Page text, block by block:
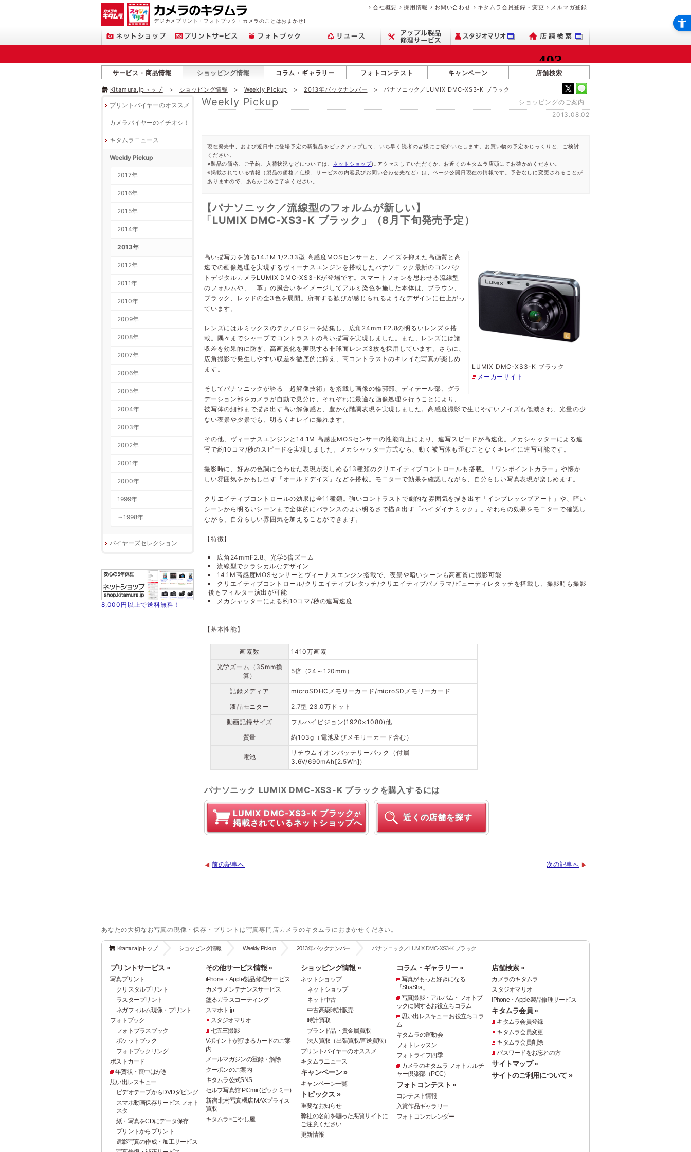
デジカメプリント・フォトブック・カメラのことはおまかせ!
会社概要 採用情報 お問い合わせ キタムラ会員登録・変更 メルマガ登録
サービス・商品情報 ショッピング情報 コラム・ギャラリー フォトコンテスト キャンペーン 店舗検索
Kitamura.jpトップ ショッピング情報 Weekly Pickup 2013年バックナンバー パナソニック／LUMIX DMC-XS3-K ブラック
Weekly Pickup
ショッピングのご案内
2013.08.02
現在発売中、および近日中に登場予定の新製品をピックアップして、いち早く読者の皆様にご紹介いたします。お買い物の予定をじっくりと、ご検討
ください。
※製品の価格、ご予約、入荷状況などについては、ネットショップにアクセスしていただくか、お近くのキタムラ店頭にてお確かめください。
※掲載されている情報（製品の価格／仕様、サービスの内容及びお問い合わせ先など）は、ページ公開日現在の情報です。予告なしに変更されることが
ありますので、あらかじめご了承ください。
【パナソニック／流線型のフォルムが新しい】
「LUMIX DMC-XS3-K ブラック」（8月下旬発売予定）
LUMIX DMC-XS3-K ブラック
メーカーサイト
高い描写力を誇る14.1M 1/2.33型 高感度MOSセンサーと、ノイズを抑えた高画質と高
速での画像処理を実現するヴィーナスエンジンを搭載したパナソニック最新のコンパク
トデジタルカメラLUMIX DMC-XS3-Kが登場です。スマートフォンを思わせる流線型
のフォルムや、「革」の風合いをイメージしてアルミ染色を施した本体は、ブラウン、
ブラック、レッドの全3色を展開。所有する歓びが感じられるようなデザインに仕上がっ
ています。
レンズにはルミックスのテクノロジーを結集し、広角24mm F2.8の明るいレンズを搭
載。隅々までシャープでコントラストの高い描写を実現しました。また、レンズには諸
収差を効果的に防ぎ、高画質化を実現する非球面レンズ3枚を採用しています。さらに、
広角撮影で発生しやすい収差を徹底的に抑え、高コントラストのキレイな写真が楽しめ
ます。
そしてパナソニックが誇る「超解像技術」を搭載し画像の輪郭部、ディテール部、グラ
デーション部をカメラが自動で見分け、それぞれに最適な画像処理を行うことにより、
被写体の細部まで描き出す高い解像感と、豊かな階調表現を実現しました。高感度撮影で生じやすいノイズも低減され、光量の少
ない夜景や夕景でも、明るくキレイに撮れます。
その他、ヴィーナスエンジンと14.1M 高感度MOSセンサーの性能向上により、連写スピードが高速化。メカシャッターによる連
写で約10コマ/秒のスピードを実現しました。メカシャッター方式なら、動く被写体も歪むことなくキレイに連写可能です。
撮影時に、好みの色調に合わせた表現が楽しめる13種類のクリエイティブコントロールも搭載。「ワンポイントカラー」や懐か
しい雰囲気をかもし出す「オールドデイズ」などを搭載。モニターで効果を確認しながら、自分らしい写真表現が楽しめます。
クリエイティブコントロールの効果は全11種類。強いコントラストで劇的な雰囲気を描き出す「インプレッシブアート」や、暗い
シーンから明るいシーンまで全体的にバランスのよい明るさで描き出す「ハイダイナミック」。それらの効果をモニターで確認し
ながら、自分らしい雰囲気を加えることができます。
【特徴】
広角24mmF2.8、光学5倍ズーム
流線型でクラシカルなデザイン
14.1M高感度MOSセンサーとヴィーナスエンジン搭載で、夜景や暗いシーンも高画質に撮影可能
クリエイティブコントロール/クリエイティブレタッチ/クリエイティブパノラマ/ビューティレタッチを搭載し、撮影時も撮影
後もフィルター演出が可能
メカシャッターによる約10コマ/秒の連写速度
【基本性能】
画素数
1410万画素
光学ズーム（35mm換
算）
5倍（24～120mm）
記録メディア
microSDHCメモリーカード/microSDメモリーカード
液晶モニター
2.7型 23.0万ドット
動画記録サイズ
フルハイビジョン(1920×1080)他
質量
約103g（電池及びメモリーカード含む）
電池
リチウムイオンバッテリーパック（付属
3.6V/690mAh[2.5Wh]）
パナソニック LUMIX DMC-XS3-K ブラックを購入するには
LUMIX DMC-XS3-K ブラック が
掲載されているネットショップへ
近くの店舗を探す
前の記事へ 次の記事へ
プリントバイヤーのオススメ
カメラバイヤーのイチオシ！
キタムラニュース
Weekly Pickup
2017年
2016年
2015年
2014年
2013年
2012年
2011年
2010年
2009年
2008年
2007年
2006年
2005年
2004年
2003年
2002年
2001年
2000年
1999年
～1998年
バイヤーズセレクション
8,000円以上で送料無料！
あなたの大切なお写真の現像・保存・プリントは写真専門店カメラのキタムラにおまかせください。
Kitamura.jpトップ ショッピング情報 Weekly Pickup 2013年バックナンバー パナソニック／LUMIX DMC-XS3-K ブラック
プリントサービス »
写真プリント
クリスタルプリント
ラスタープリント
ネガフィルム現像・プリント
フォトブック
フォトプラスブック
ポケットブック
フォトブックリング
ポストカード
年賀状・喪中はがき
思い出レスキュー
ビデオテープからDVDダビング
スマホ動画保存サービス フォト
スタ
紙・写真をCDにデータ保存
プリントからプリント
遺影写真の作成・加工サービス
その他サービス情報 »
iPhone・Apple製品修理サービス
カメラメンテナンスサービス
塗るガラスコーティング
スマホト.jp
スタジオマリオ
七五三撮影
Vポイントが貯まるカードのご案
内
メールマガジンの登録・解除
クーポンのご案内
キタムラ公式SNS
セルフ写真館 PICmii (ピックミー)
新宿 北村写真機店 MAXプライス
買取
キタムラ×こやし屋
ショッピング情報 »
ネットショップ
ネットショップ
ネット中古
中古高級時計販売
時計買取
ブランド品・貴金属買取
法人買取（出張買取/直送買取）
プリントバイヤーのオススメ
キタムラニュース
キャンペーン »
キャンペーン一覧
トピックス »
重要なお知らせ
弊社の名前を騙った悪質サイトに
ご注意ください
更新情報
コラム・ギャラリー »
写真がもっと好きになる
「ShaSha」
写真撮影・アルバム・フォトブ
ックに関するお役立ちコラム
思い出レスキュー お役立ちコラ
ム
キタムラの運動会
フォトレッスン
フォトライフ四季
カメラのキタムラ フォトカルチ
ャー倶楽部（PCC）
フォトコンテスト »
コンテスト情報
入賞作品ギャラリー
フォトコンカレンダー
店舗検索 »
カメラのキタムラ
スタジオマリオ
iPhone・Apple製品修理サービス
キタムラ会員 »
キタムラ会員登録
キタムラ会員変更
キタムラ会員削除
パスワードをお忘れの方
サイトマップ »
サイトのご利用について »